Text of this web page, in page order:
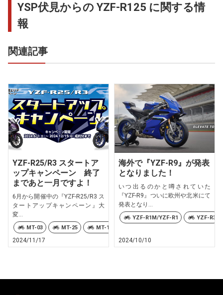
YSP伏見からの YZF-R125 に関する情
報
関連記事
YZF-R25/R3 スタートア
ップキャンペーン 終了
まであと一月ですよ！
6月から開催中の『YZF-R25/R3 ス
タートアップキャンペーン』大
変...
MT-03 MT-25 MT-125
2024/11/17
海外で『YZF-R9』が発表
となりました！
いつ出るのかと噂されていた
『YZF-R9』ついに欧州や北米にて
発表となり...
YZF-R1M/YZF-R1 YZF-R3
2024/10/10